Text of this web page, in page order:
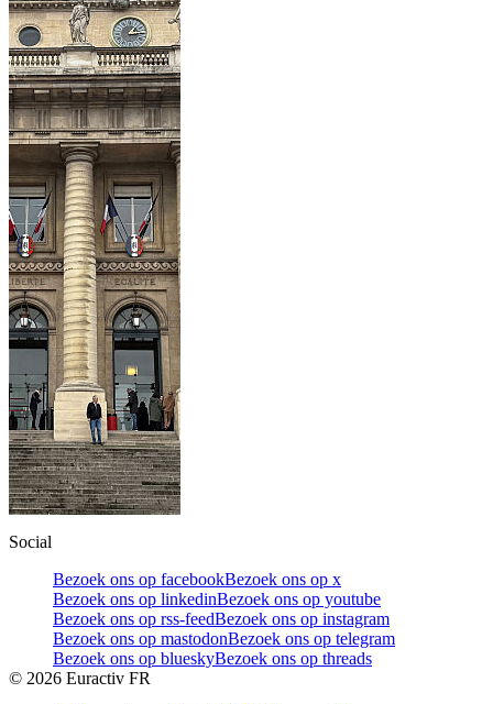
Social
Bezoek ons op facebookBezoek ons op x
Bezoek ons op linkedinBezoek ons op youtube
Bezoek ons op rss-feedBezoek ons op instagram
Bezoek ons op mastodonBezoek ons op telegram
Bezoek ons op blueskyBezoek ons op threads
© 2026 Euractiv FR